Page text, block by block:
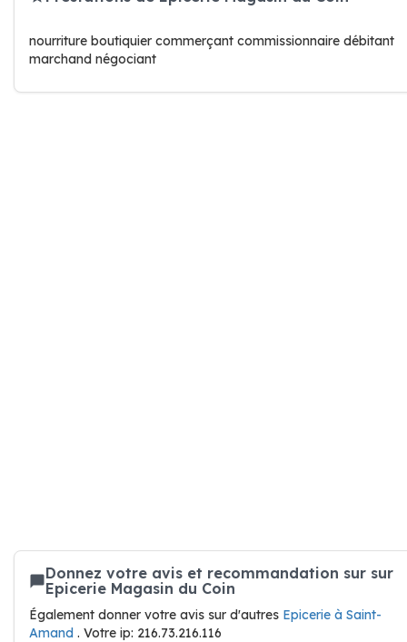
nourriture boutiquier commerçant commissionnaire débitant
marchand négociant
Donnez votre avis et recommandation sur sur
Epicerie Magasin du Coin
Également donner votre avis sur d'autres Epicerie à Saint-
Amand . Votre ip: 216.73.216.116